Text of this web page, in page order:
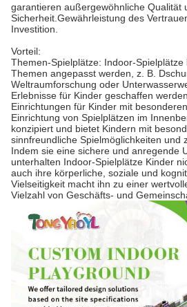
garantieren außergewöhnliche Qualität
Sicherheit.Gewährleistung des
Investition.
Vorteil:
Themen-Spielplätze: Indoor-
Themen angepasst werden, z. B.
Weltraumforschung oder
Erlebnisse für Kinder geschaffen werden.
Einrichtungen für Kinder mit
Einrichtung von Spielplätzen im
konzipiert und bietet Kindern mit
sinnfreundliche Spielmöglichkeiten und
Indem sie eine sichere und anregende
unterhalten Indoor-Spielplätze Kinder
auch ihre körperliche, soziale und
Vielseitigkeit macht ihn zu einer
Vielzahl von Geschäfts- und